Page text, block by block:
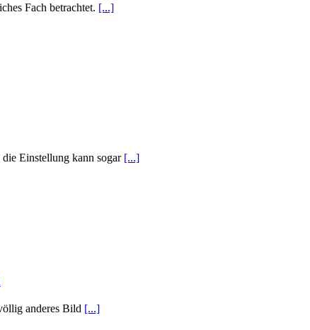
Fach betrachtet. [...]
Einstellung kann sogar [...]
anderes Bild [...]